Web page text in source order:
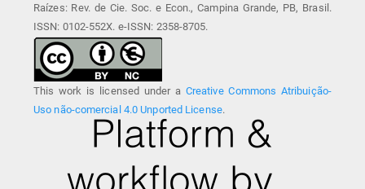
Raízes: Rev. de Cie. Soc. e Econ., Campina Grande, PB, Brasil.
ISSN: 0102-552X. e-ISSN: 2358-8705.
This work is licensed under a Creative Commons Atribuição-
Uso não-comercial 4.0 Unported License.